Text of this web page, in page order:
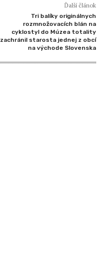
Ďalší článok
Tri balíky originálnych
rozmnožovacích blán na
cyklostyl do Múzea totality
zachránil starosta jednej z obcí
na východe Slovenska